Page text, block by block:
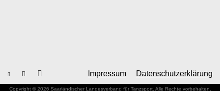
Impressum Datenschutzerklärung
Copyright © 2026 Saarländischer Landesverband für Tanzsport. Alle Rechte vorbehalten.